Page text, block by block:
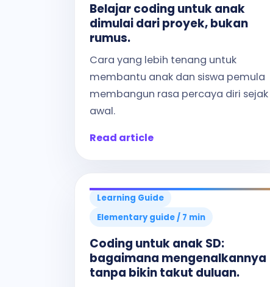
Belajar coding untuk anak
dimulai dari proyek, bukan
rumus.
Cara yang lebih tenang untuk
membantu anak dan siswa pemula
membangun rasa percaya diri sejak
awal.
Read article
Learning Guide
Elementary guide / 7 min
Coding untuk anak SD:
bagaimana mengenalkannya
tanpa bikin takut duluan.